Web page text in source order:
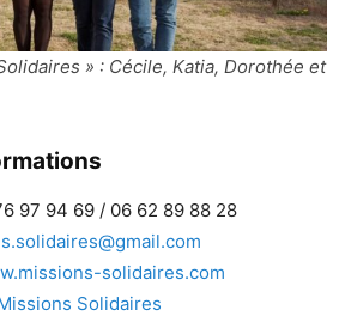
» : Cécile, Katia, Dorothée et
97 94 69 / 06 62 89 88 28
solidaires.com
Solidaires